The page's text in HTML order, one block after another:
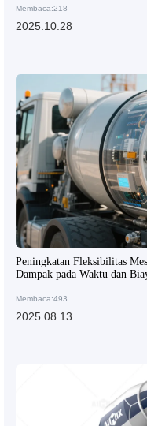
Membaca:218
2025.10.28
Peningkatan Fleksibilitas
Dampak pada Waktu dan
Membaca:493
2025.08.13